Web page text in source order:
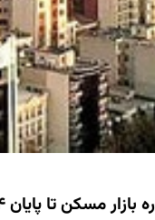
اتفاقی در قیمت اجاره و مسکن می‌افتد؟